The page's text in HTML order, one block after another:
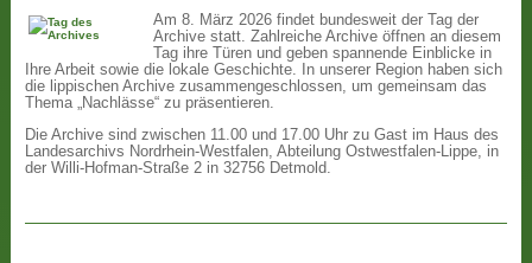
Am 8. März 2026 findet bundesweit der Tag der
Archive statt. Zahlreiche Archive öffnen an diesem
Tag ihre Türen und geben spannende Einblicke in
Ihre Arbeit sowie die lokale Geschichte. In unserer Region haben sich
die lippischen Archive zusammengeschlossen, um gemeinsam das
Thema „Nachlässe“ zu präsentieren.
Die Archive sind zwischen 11.00 und 17.00 Uhr zu Gast im Haus des
Landesarchivs Nordrhein-Westfalen, Abteilung Ostwestfalen-Lippe, in
der Willi-Hofman-Straße 2 in 32756 Detmold.